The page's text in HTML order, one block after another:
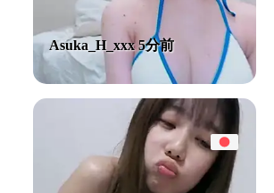
Asuka_H_xxx 5分前